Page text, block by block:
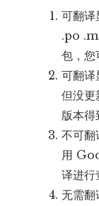
可翻
.po
包，您
可翻译
但没更
版本得
不可翻
用
译进行
无需翻